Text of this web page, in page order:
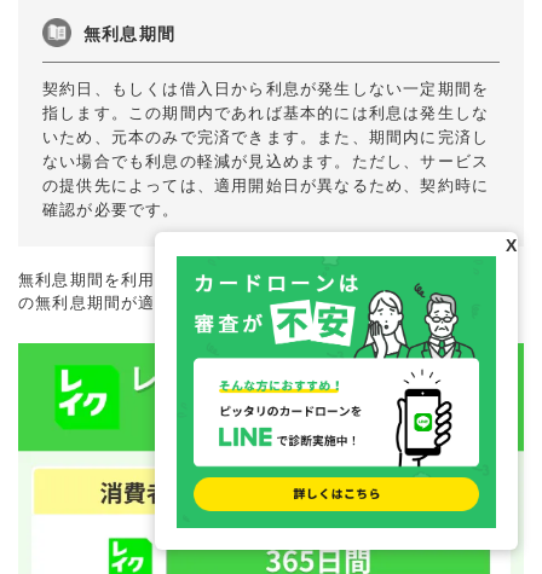
無利息期間
契約日、もしくは借入日から利息が発生しない一定期間を
指します。この期間内であれば基本的には利息は発生しな
いため、元本のみで完済できます。また、期間内に完済し
ない場合でも利息の軽減が見込めます。ただし、サービス
の提供先によっては、適用開始日が異なるため、契約時に
確認が必要です。
無利息期間を利用したい人は、はじめてのWeb申込で最大365日
の無利息期間が適用される、レイクも検討してみましょう。
X